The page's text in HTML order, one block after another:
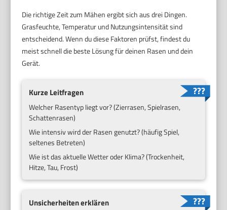
Die richtige Zeit zum Mähen ergibt sich aus drei Dingen.
Grasfeuchte, Temperatur und Nutzungsintensität sind
entscheidend. Wenn du diese Faktoren prüfst, findest du
meist schnell die beste Lösung für deinen Rasen und dein
Gerät.
Kurze Leitfragen
Welcher Rasentyp liegt vor? (Zierrasen, Spielrasen,
Schattenrasen)
Wie intensiv wird der Rasen genutzt? (häufig Spiel,
seltenes Betreten)
Wie ist das aktuelle Wetter oder Klima? (Trockenheit,
Hitze, Tau, Frost)
Unsicherheiten erklären